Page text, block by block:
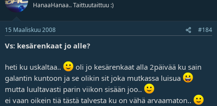
HanaaHanaa.. Taittuutaittuu :)
15 Maaliskuu 2008 #184
Vs: kesärenkaat jo alle?
heti ku uskaltaa..
oli jo kesärenkaat alla 2päivää ku sain
galantin kuntoon ja se olikin sit joka mutkassa luisua
mutta luultavasti parin viikon sisään joo..
ei vaan oikein tiä tästä talvesta ku on vähä arvaamaton..